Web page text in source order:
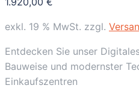
exkl. 19 % MwSt. zzgl.
Entdecken Sie unser
Bauweise und modernster
Einkaufszentren